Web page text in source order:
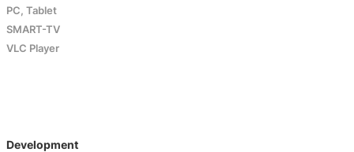
PC, Tablet
SMART-TV
VLC Player
Development